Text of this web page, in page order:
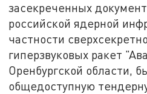
засекреченных
российской ядерной
частности
гиперзвуковых ракет
Оренбургской области,
общедоступную